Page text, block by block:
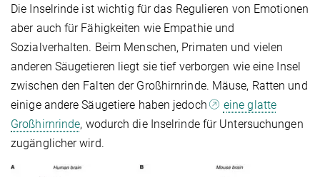
Die Inselrinde ist wichtig für das Regulieren von Emotionen
aber auch für Fähigkeiten wie Empathie und
Sozialverhalten. Beim Menschen, Primaten und vielen
anderen Säugetieren liegt sie tief verborgen wie eine Insel
zwischen den Falten der Großhirnrinde. Mäuse, Ratten und
einige andere Säugetiere haben jedoch
eine glatte
Großhirnrinde, wodurch die Inselrinde für Untersuchungen
zugänglicher wird.